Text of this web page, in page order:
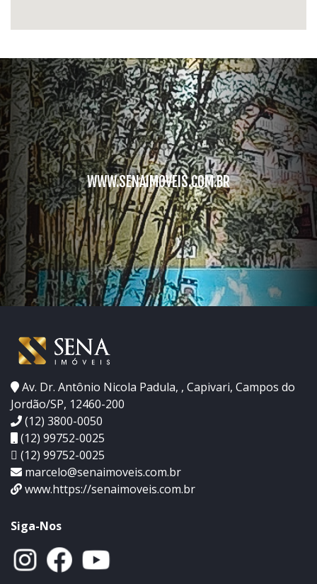
WWW.SENAIMOVEIS.COM.BR
Av. Dr. Antônio Nicola Padula, , Capivari, Campos do
Jordão/SP, 12460-200
(12) 3800-0050
(12) 99752-0025
(12) 99752-0025
marcelo@senaimoveis.com.br
www.https://senaimoveis.com.br
Siga-Nos